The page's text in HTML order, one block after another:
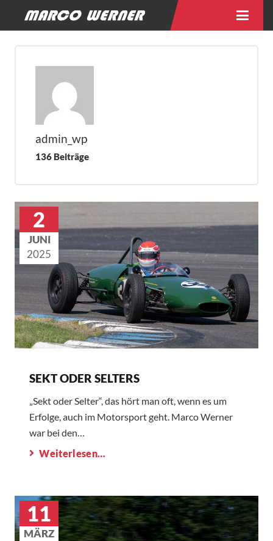
admin_wp
136 Beiträge
2
JUNI
2025
SEKT ODER SELTERS
„Sekt oder Selter“, das hört man oft, wenn es um
Erfolge, auch im Motorsport geht. Marco Werner
war bei den…
Weiterlesen…
11
MÄRZ